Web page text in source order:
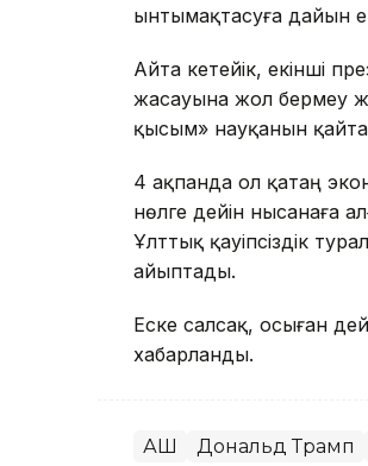
ынтымақтасуға дайын
Айта кетейік, екінші
жасауына жол бермеу
қысым» науқанын
4 ақпанда ол қатаң
нөлге дейін нысанаға
Ұлттық қауіпсіздік
айыптады.
Еске салсақ, осыған
хабарланды.
АҚШ Дональд Трамп